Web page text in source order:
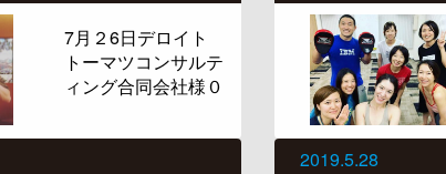
7月２6日デロイト
トーマツコンサルテ
ィング合同会社様０
2019.5.28